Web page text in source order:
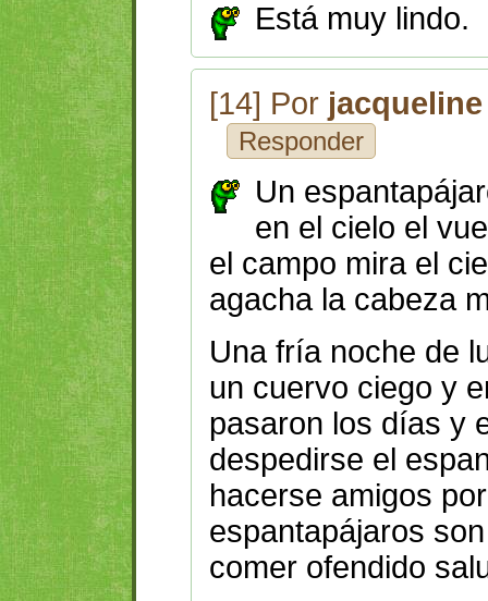
Está muy lindo.
[14] Por
Responder
Un
en el cielo el
el campo mira el
agacha la cabeza
Una fría noche de
un cuervo ciego y
pasaron los días y
despedirse el
hacerse amigos
espantapájaros
comer ofendido